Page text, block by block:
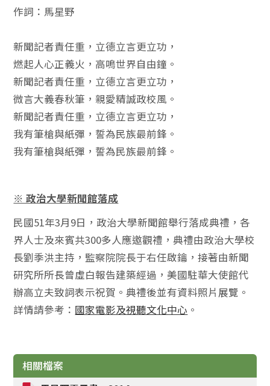
作詞：馬星野
新聞記者責任重，立德立言更立功，
燃起人心正義火，高鳴世界自由鐘。
新聞記者責任重，立德立言更立功，
微言大義春秋筆，親愛精誠政校風。
新聞記者責任重，立德立言更立功，
我有筆槍與紙彈，誓為民族最前鋒。
我有筆槍與紙彈，誓為民族最前鋒。
※ 政治大學新聞館落成
民國51年3月9日，政治大學新聞館舉行落成典禮，各
界人士及來賓共300多人應邀觀禮，典禮由政治大學校
長劉季洪主持，監察院院長于右任啟鑰，接著由新聞
研究所所長曾虛白報告建築經過，美國駐華大使館代
辦高立夫致詞表示祝賀。典禮後並有資料照片展覽。
詳情請參考： 國家電影及視聽文化中心 。
相關檔案